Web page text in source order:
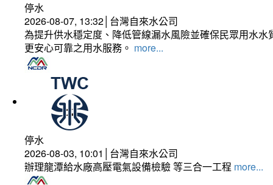
停水
2026-08-07, 13:32│台灣自來水公司
為提升供水穩定度、降低管線漏水風險並確保民眾用水
更安心可靠之用水服務。 more...
停水
2026-08-03, 10:01│台灣自來水公司
辦理龍潭給水廠高壓電氣設備檢驗 等三合一工程 more...